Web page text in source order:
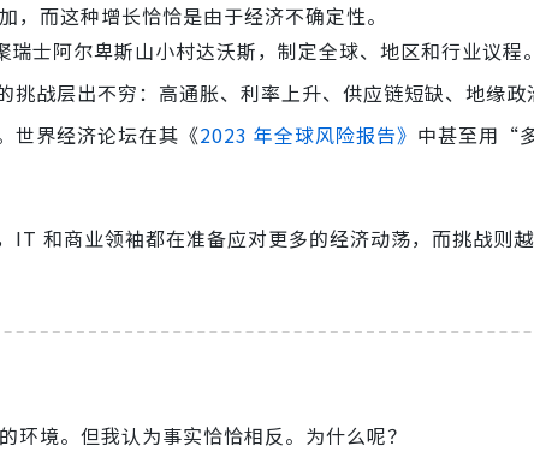
而这种增长恰恰是由于经济不确定性。
士阿尔卑斯山小村达沃斯，制定全球、地区和行业议程
挑战层出不穷：高通胀、利率上升、供应链短缺、地缘政
世界经济论坛在其《2023 年全球风险报告》 中甚至用“
IT 和商业领袖都在准备应对更多的经济动荡，而挑战则
境。但我认为事实恰恰相反。为什么呢？